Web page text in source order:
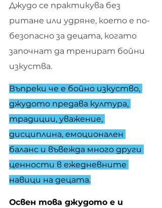
Джудо се практикува без
ритане или удряне, което е по-
безопасно за децата, когато
започнат да тренират бойни
изкуства.
Въпреки че е бойно изкуство,
джудото предава култура,
традиции, уважение,
дисциплина, емоционален
баланс и въвежда много други
ценности в ежедневните
навици на децата.
Освен това джудото е и